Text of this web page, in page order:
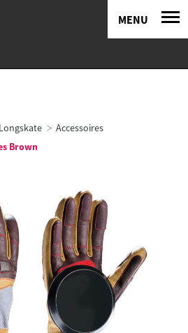
MENU
Longskate
Accessoires
Brown